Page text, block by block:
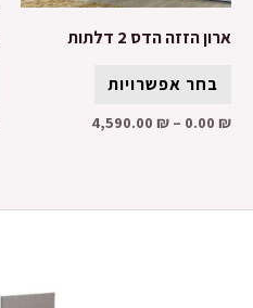
ארון הזזה הדס 2 דלתות
בחר אפשרויות
0.00 ₪
–
4,590.00 ₪